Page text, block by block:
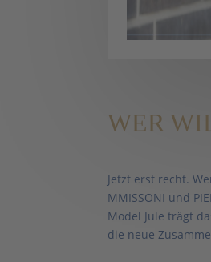
WER
Jetzt erst recht.
MMISSONI und
Model Jule trägt
die neue